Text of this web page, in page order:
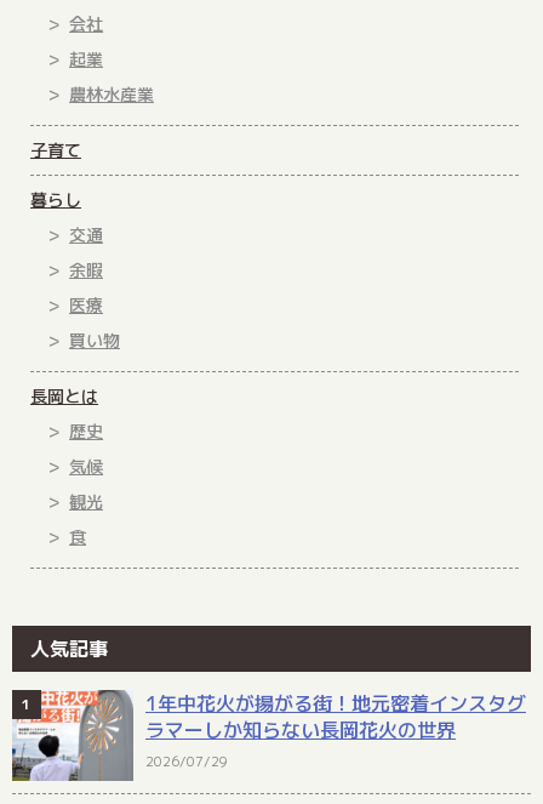
会社
起業
農林水産業
子育て
暮らし
交通
余暇
医療
買い物
長岡とは
歴史
気候
観光
食
人気記事
1年中花火が揚がる街！地元密着インスタグ
ラマーしか知らない長岡花火の世界
2026/07/29